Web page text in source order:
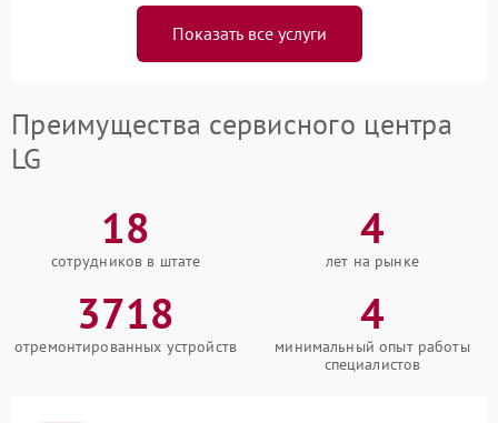
Показать все услуги
Преимущества сервисного центра
LG
18
сотрудников в штате
4
лет на рынке
3718
отремонтированных устройств
4
минимальный опыт работы
специалистов